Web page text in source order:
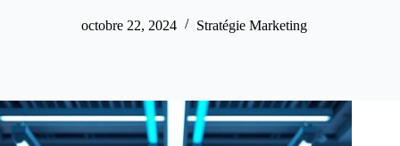
octobre 22, 2024 Stratégie Marketing